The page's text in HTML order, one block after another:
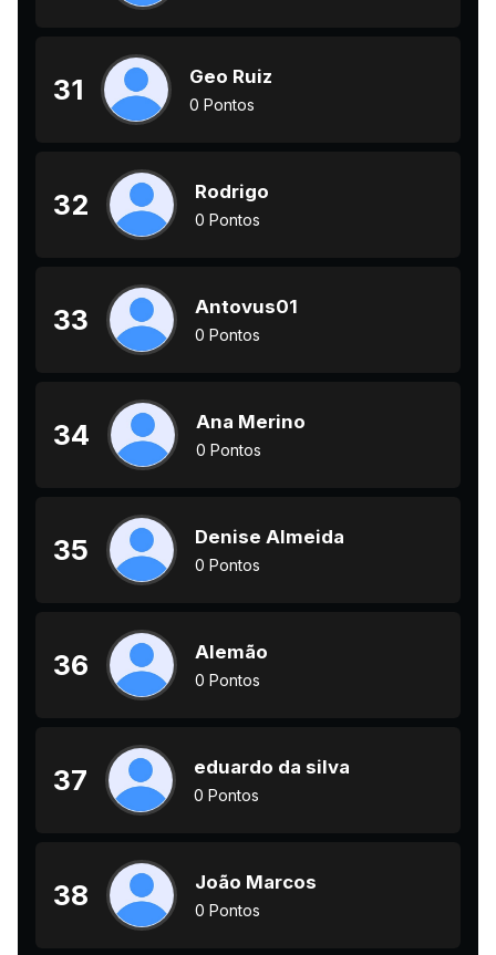
31 Geo Ruiz
0 Pontos
32 Rodrigo
0 Pontos
33 Antovus01
0 Pontos
34 Ana Merino
0 Pontos
35 Denise Almeida
0 Pontos
36 Alemão
0 Pontos
37 eduardo da silva
0 Pontos
38 João Marcos
0 Pontos